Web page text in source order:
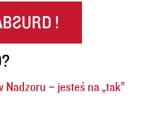
– jesteś na „tak”